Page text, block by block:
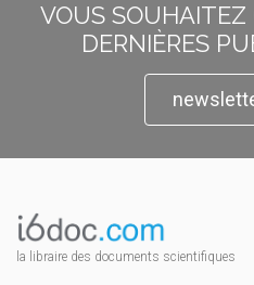
VOUS
DERNIÈRES
la libraire des documents scientifiques